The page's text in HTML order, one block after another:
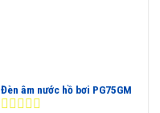
Đèn âm nước hồ bơi PG75GM